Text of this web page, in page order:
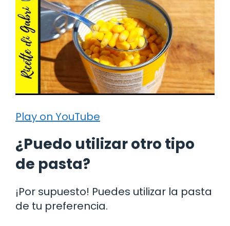
Play on YouTube
¿Puedo utilizar otro tipo
de pasta?
¡Por supuesto! Puedes utilizar la pasta
de tu preferencia.